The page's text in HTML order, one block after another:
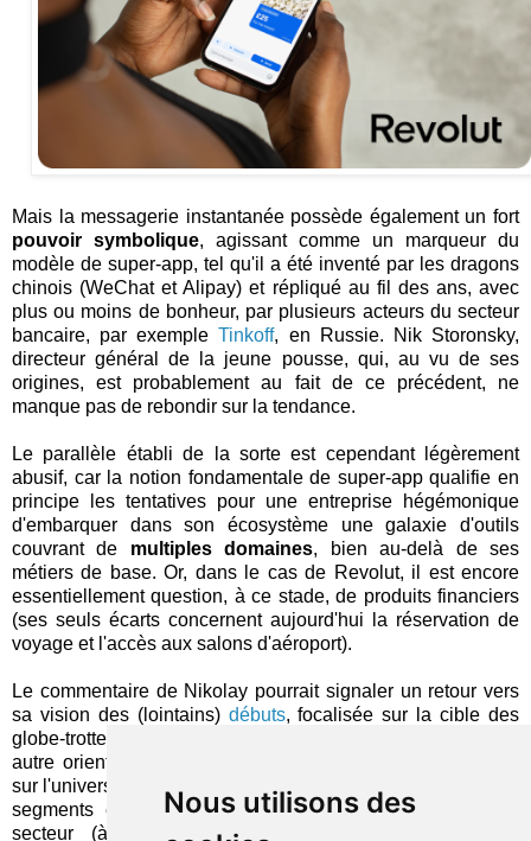
Nous utilisons des
Mais la messagerie instantanée possède également un fort
pouvoir symbolique, agissant comme un marqueur du
modèle de super-app, tel qu'il a été inventé par les dragons
chinois (WeChat et Alipay) et répliqué au fil des ans, avec
plus ou moins de bonheur, par plusieurs acteurs du secteur
bancaire, par exempleTinkoff, en Russie. Nik Storonsky,
directeur général de la jeune pousse, qui, au vu de ses
origines, est probablement au fait de ce précédent, ne
manque pas de rebondir sur la tendance.
Le parallèle établi de la sorte est cependant légèrement
abusif, car la notion fondamentale de super-app qualifie en
principe les tentatives pour une entreprise hégémonique
d'embarquer dans son écosystème une galaxie d'outils
couvrant de multiples domaines, bien au-delà de ses
métiers de base. Or, dans le cas de Revolut, il est encore
essentiellement question, à ce stade, de produits financiers
(ses seuls écarts concernent aujourd'hui la réservation de
voyage et l'accès aux salons d'aéroport).
Le commentaire de Nikolay pourrait signaler un retour vers
sa vision des (lointains) débuts, focalisée sur la cible des
globe-trotters. Plus vraisemblablement, il faut y voir une
autre orientation, vers une plate-forme résolument centrée
sur l'univers de l'argent, à laquelle il continue à manquer des
segments entiers pour arriver au niveau des géants du
secteur (à commencer par le crédit), mais où des